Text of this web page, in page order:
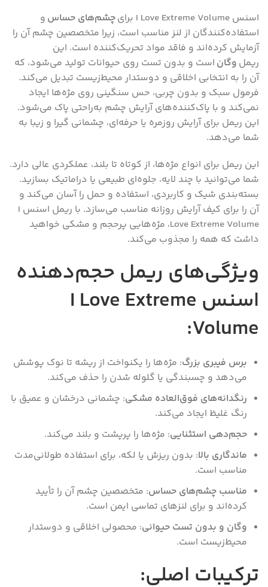
اسنس I Love Extreme Volume برای
چشم‌های حساس و
استفاده‌کنندگان از لنز مناسب است، زیرا متخصصین چشم آن را
آزمایش کرده‌اند و فاقد مواد تحریک‌کننده است. این
ریمل وگان است و بدون تست روی حیوانات تولید می‌شود، که
آن را به انتخابی اخلاقی و دوستدار محیط‌زیست تبدیل می‌کند.
فرمول سبک و بدون چربی، حس سنگینی روی مژه‌ها ایجاد
نمی‌کند و با پاک‌کننده‌های آرایش چشم به‌راحتی پاک می‌شود.
این ریمل برای آرایش روزمره یا حرفه‌ای، چشمانی گیرا و زیبا به
شما می‌دهد.
این ریمل برای انواع مژه‌ها، از کوتاه تا بلند، عملکردی عالی دارد.
شما می‌توانید با چند لایه، جلوه‌ای طبیعی یا دراماتیک بسازید.
بسته‌بندی شیک و کاربردی، استفاده و حمل را آسان می‌کند و
آن را برای کیف آرایش روزانه مناسب می‌سازد. با ریمل اسنس I
Love Extreme Volume، مژه‌هایی پرحجم و مشکی خواهید
داشت که همه را مجذوب می‌کند.
ویژگی‌های ریمل حجم‌دهنده
اسنس I Love Extreme
Volume:
برس فیبری بزرگ: مژه‌ها را یکنواخت از ریشه تا نوک پوشش
می‌دهد و چسبندگی یا گلوله شدن را حذف می‌کند.
رنگدانه‌های فوق‌العاده مشکی: چشمانی درخشان و عمیق با
رنگ غلیظ ایجاد می‌کند.
حجم‌دهی استثنایی: مژه‌ها را پرپشت و بلند می‌کند.
ماندگاری بالا: بدون ریزش یا لکه، برای استفاده طولانی‌مدت
مناسب است.
مناسب چشم‌های حساس: متخصصین چشم آن را تأیید
کرده‌اند و برای لنزهای تماسی ایمن است.
وگان و بدون تست حیوانی: محصولی اخلاقی و دوستدار
محیط‌زیست است.
ترکیبات اصلی: